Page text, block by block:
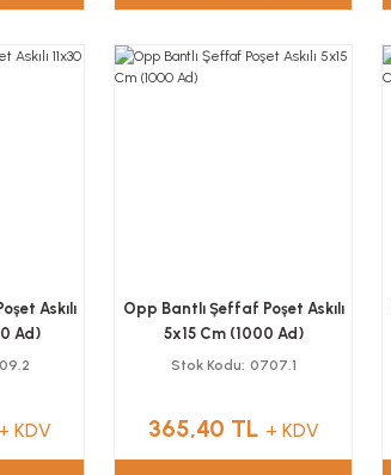
Askılı
Ad)
+ KDV
Opp Bantlı Şeffaf Poşet Askılı
5x15 Cm (1000 Ad)
Stok Kodu 0707.1
365,40 TL + KDV